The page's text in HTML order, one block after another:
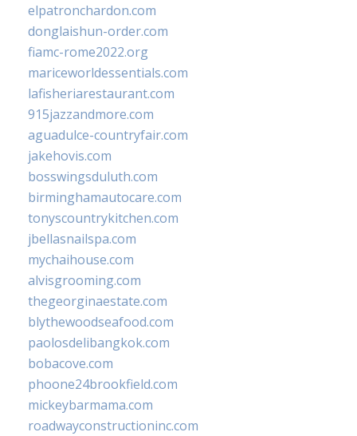
elpatronchardon.com
donglaishun-order.com
fiamc-rome2022.org
mariceworldessentials.com
lafisheriarestaurant.com
915jazzandmore.com
aguadulce-countryfair.com
jakehovis.com
bosswingsduluth.com
birminghamautocare.com
tonyscountrykitchen.com
jbellasnailspa.com
mychaihouse.com
alvisgrooming.com
thegeorginaestate.com
blythewoodseafood.com
paolosdelibangkok.com
bobacove.com
phoone24brookfield.com
mickeybarmama.com
roadwayconstructioninc.com